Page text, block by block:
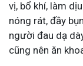
vị, bổ khí, làm
nóng rát, đầy
người đau dạ
cũng nên ăn